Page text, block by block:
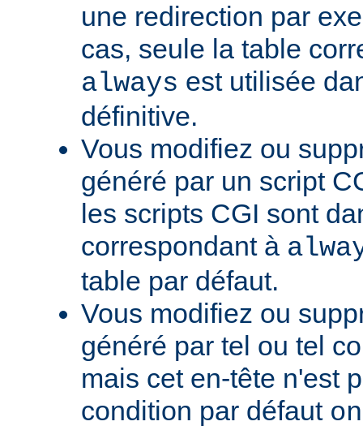
une redirection par
cas, seule la table
always est utilisée
définitive.
Vous modifiez ou
généré par un script
les scripts CGI sont
correspondant à
table par défaut.
Vous modifiez ou
généré par tel ou tel
mais cet en-tête n'est
condition par défaut